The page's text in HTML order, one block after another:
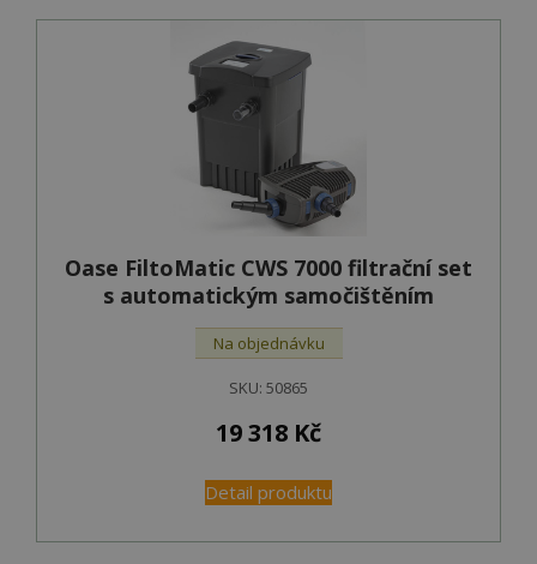
Oase FiltoMatic CWS 7000 filtrační set
s automatickým samočištěním
Na objednávku
SKU: 50865
19 318 Kč
Detail produktu